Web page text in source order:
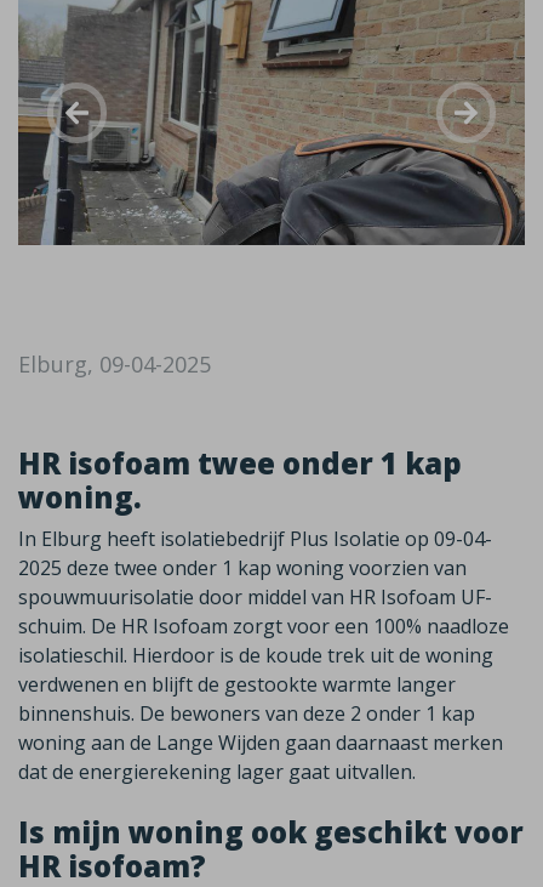
Elburg, 09-04-2025
HR isofoam twee onder 1 kap
woning.
In Elburg heeft isolatiebedrijf Plus Isolatie op 09-04-
2025 deze twee onder 1 kap woning voorzien van
spouwmuurisolatie door middel van HR Isofoam UF-
schuim. De HR Isofoam zorgt voor een 100% naadloze
isolatieschil. Hierdoor is de koude trek uit de woning
verdwenen en blijft de gestookte warmte langer
binnenshuis. De bewoners van deze 2 onder 1 kap
woning aan de Lange Wijden gaan daarnaast merken
dat de energierekening lager gaat uitvallen.
Is mijn woning ook geschikt voor
HR isofoam?